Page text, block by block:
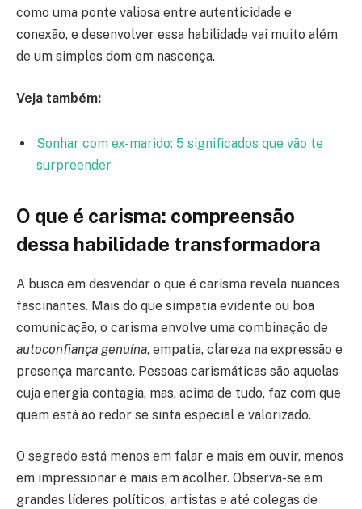
como uma ponte valiosa entre autenticidade e
conexão, e desenvolver essa habilidade vai muito além
de um simples dom em nascença.
Veja também:
Sonhar com ex-marido: 5 significados que vão te
surpreender
O que é carisma: compreensão
dessa habilidade transformadora
A busca em desvendar o que é carisma revela nuances
fascinantes. Mais do que simpatia evidente ou boa
comunicação, o carisma envolve uma combinação de
autoconfiança genuína, empatia, clareza na expressão e
presença marcante. Pessoas carismáticas são aquelas
cuja energia contagia, mas, acima de tudo, faz com que
quem está ao redor se sinta especial e valorizado.
O segredo está menos em falar e mais em ouvir, menos
em impressionar e mais em acolher. Observa-se em
grandes líderes políticos, artistas e até colegas de